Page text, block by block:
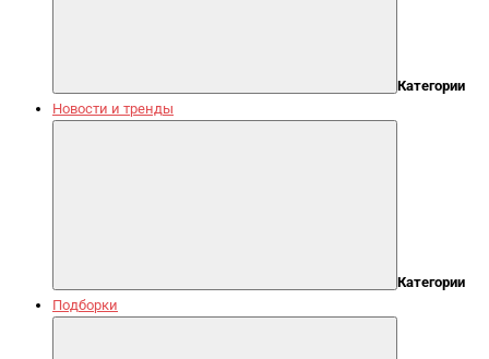
Категории
Новости и тренды
Категории
Подборки